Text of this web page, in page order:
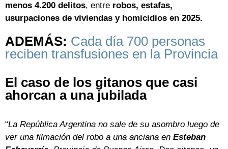
menos 4.200 delitos, entre robos, estafas,
usurpaciones de viviendas y homicidios en 2025.
ADEMÁS: Cada día 700 personas
reciben transfusiones en la Provincia
El caso de los gitanos que casi
ahorcan a una jubilada
“La República Argentina no sale de su asombro luego de
ver una filmación del robo a una anciana en Esteban